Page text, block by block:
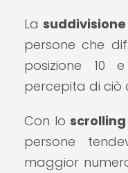
La
persone che
posizione 10
percepita di ciò
Con lo
persone
maggior